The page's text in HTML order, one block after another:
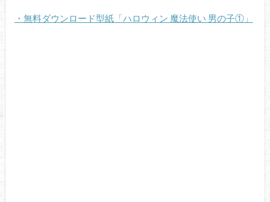
・無料ダウンロード型紙「ハロウィン 魔法使い 男の子①」